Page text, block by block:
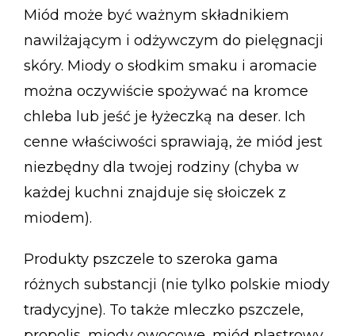
Miód może być ważnym składnikiem
nawilżającym i odżywczym do pielęgnacji
skóry. Miody o słodkim smaku i aromacie
można oczywiście spożywać na kromce
chleba lub jeść je łyżeczką na deser. Ich
cenne właściwości sprawiają, że miód jest
niezbędny dla twojej rodziny (chyba w
każdej kuchni znajduje się słoiczek z
miodem).
Produkty pszczele to szeroka gama
różnych substancji (nie tylko polskie miody
tradycyjne). To także mleczko pszczele,